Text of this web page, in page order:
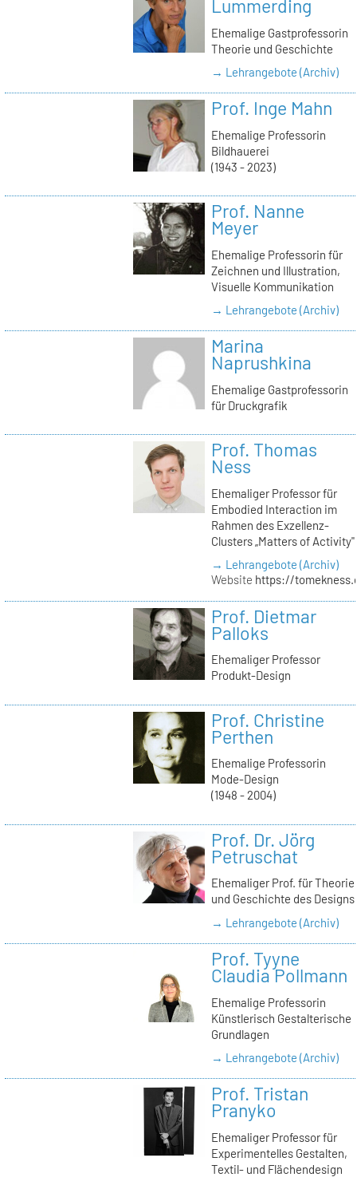
Lummerding
Ehemalige Gastprofessorin
Theorie und Geschichte
→ Lehrangebote (Archiv)
Prof. Inge Mahn
Ehemalige Professorin
Bildhauerei
(1943 - 2023)
Prof. Nanne
Meyer
Ehemalige Professorin für
Zeichnen und Illustration,
Visuelle Kommunikation
→ Lehrangebote (Archiv)
Marina
Naprushkina
Ehemalige Gastprofessorin
für Druckgrafik
Prof. Thomas
Ness
Ehemaliger Professor für
Embodied Interaction im
Rahmen des Exzellenz-
Clusters „Matters of Activity"
→ Lehrangebote (Archiv)
Website https://
Prof. Dietmar
Palloks
Ehemaliger Professor
Produkt-Design
Prof. Christine
Perthen
Ehemalige Professorin
Mode-Design
(1948 - 2004)
Prof. Dr. Jörg
Petruschat
Ehemaliger Prof. für Theorie
und Geschichte des Designs
→ Lehrangebote (Archiv)
Prof. Tyyne
Claudia Pollmann
Ehemalige Professorin
Künstlerisch Gestalterische
Grundlagen
→ Lehrangebote (Archiv)
Prof. Tristan
Pranyko
Ehemaliger Professor für
Experimentelles Gestalten,
Textil- und Flächendesign